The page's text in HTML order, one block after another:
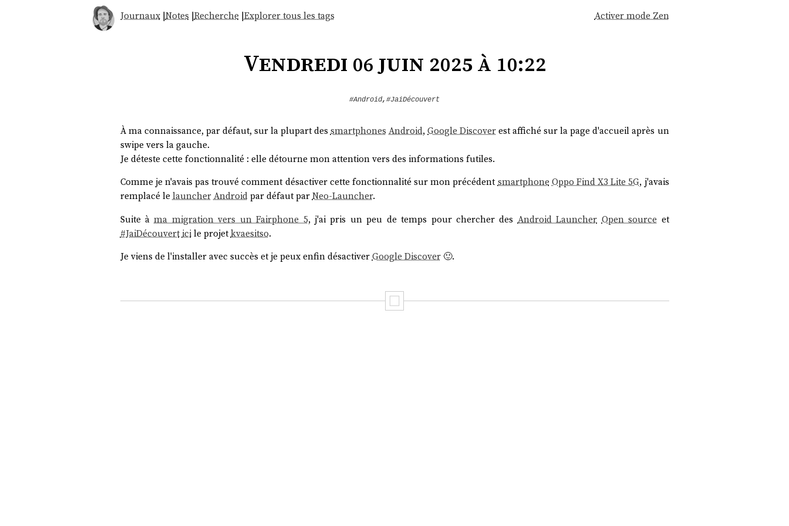
Journaux|Notes |Recherche |Explorer tous les tags Activer mode Zen
Vendredi 06 juin 2025 à 10:22
#Android, #JaiDécouvert
À ma connaissance, par défaut, sur la plupart des smartphones Android,Google Discoverest affiché sur la page d'accueil après un
swipe vers la gauche.
Je déteste cette fonctionnalité : elle détourne mon attention vers des informations futiles.
Comme je n'avais pas trouvé comment désactiver cette fonctionnalité sur mon précédentsmartphone Oppo Find X3 Lite 5G, j'avais
remplacé lelauncherAndroidpar défaut parNeo-Launcher.
Suite àma migration vers un Fairphone 5, j'ai pris un peu de temps pour chercher des Android Launcher Open source et
#JaiDécouvert icile projetkvaesitso.
Je viens de l'installer avec succès et je peux enfin désactiverGoogle Discover🙂.